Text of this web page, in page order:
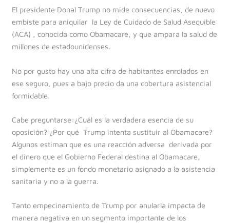
El presidente Donal Trump no mide consecuencias, de nuevo
embiste para aniquilar la Ley de Cuidado de Salud Asequible
(ACA) , conocida como Obamacare, y que ampara la salud de
millones de estadounidenses.
No por gusto hay una alta cifra de habitantes enrolados en
ese seguro, pues a bajo precio da una cobertura asistencial
formidable.
Cabe preguntarse:¿Cuál es la verdadera esencia de su
oposición? ¿Por qué Trump intenta sustituir al Obamacare?
Algunos estiman que es una reacción adversa derivada por
el dinero que el Gobierno Federal destina al Obamacare,
simplemente es un fondo monetario asignado a la asistencia
sanitaria y no a la guerra.
Tanto empecinamiento de Trump por anularla impacta de
manera negativa en un segmento importante de los